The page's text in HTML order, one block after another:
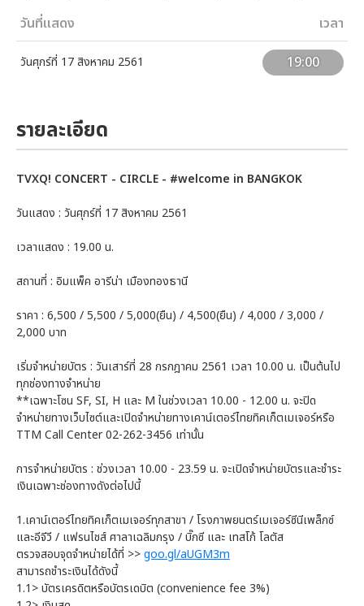
วันที่แสดง เวลา
วันศุกร์ที่ 17 สิงหาคม 2561 19:00
รายละเอียด
TVXQ! CONCERT - CIRCLE - #welcome in BANGKOK
วันแสดง : วันศุกร์ที่ 17 สิงหาคม 2561
เวลาแสดง : 19.00 น.
สถานที่ : อิมแพ็ค อารีน่า เมืองทองธานี
ราคา : 6,500 / 5,500 / 5,000(ยืน) / 4,500(ยืน) / 4,000 / 3,000 /
2,000 บาท
เริ่มจำหน่ายบัตร : วันเสาร์ที่ 28 กรกฎาคม 2561 เวลา 10.00 น. เป็นต้นไป
ทุกช่องทางจำหน่าย
**เฉพาะโซน SF, SI, H และ M ในช่วงเวลา 10.00 - 12.00 น. จะปิด
จำหน่ายทางเว็บไซต์และเปิดจำหน่ายทางเคาน์เตอร์ไทยทิคเก็ตเมเจอร์หรือ
TTM Call Center 02-262-3456 เท่านั้น
การจำหน่ายบัตร : ช่วงเวลา 10.00 - 23.59 น. จะเปิดจำหน่ายบัตรและชำระ
เงินเฉพาะช่องทางดังต่อไปนี้
1.เคาน์เตอร์ไทยทิคเก็ตเมเจอร์ทุกสาขา / โรงภาพยนตร์เมเจอร์ซีนีเพล็กซ์
และอีจีวี / แฟรนไชส์ ศาลาเฉลิมกรุง / บิ๊กซี และ เทสโก้ โลตัส
ตรวจสอบจุดจำหน่ายได้ที่ >>goo.gl/aUGM3m
สามารถชำระเงินได้ดังนี้
1.1> บัตรเครดิตหรือบัตรเดบิต (convenience fee 3%)